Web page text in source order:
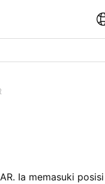
Ia memasuki posisi